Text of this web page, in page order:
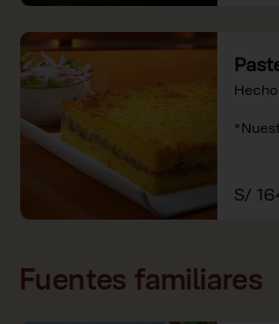
S/
Fuentes familiares